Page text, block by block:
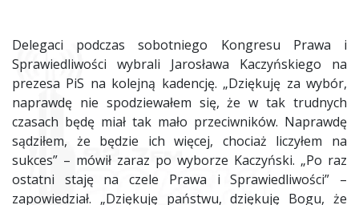
Delegaci podczas sobotniego Kongresu Prawa i
Sprawiedliwości wybrali Jarosława Kaczyńskiego na
prezesa PiS na kolejną kadencję. „Dziękuję za wybór,
naprawdę nie spodziewałem się, że w tak trudnych
czasach będę miał tak mało przeciwników. Naprawdę
sądziłem, że będzie ich więcej, chociaż liczyłem na
sukces” – mówił zaraz po wyborze Kaczyński. „Po raz
ostatni staję na czele Prawa i Sprawiedliwości” –
zapowiedział. „Dziękuję państwu, dziękuję Bogu, że